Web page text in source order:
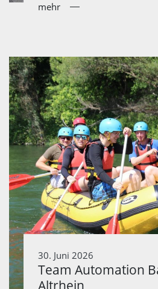
mehr
30. Juni 2026
Team Automation
Altrhein